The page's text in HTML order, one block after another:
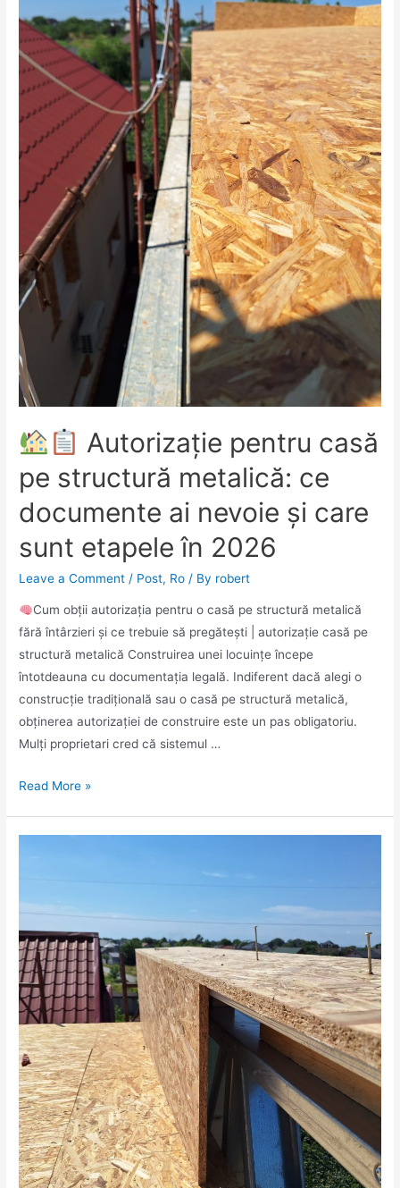
Autorizație pentru casă
pe structură metalică: ce
documente ai nevoie și care
sunt etapele în 2026
Leave a Comment / Post, Ro / By robert
Cum obții autorizația pentru o casă pe structură metalică
fără întârzieri și ce trebuie să pregătești | autorizație casă pe
structură metalică Construirea unei locuințe începe
întotdeauna cu documentația legală. Indiferent dacă alegi o
construcție tradițională sau o casă pe structură metalică,
obținerea autorizației de construire este un pas obligatoriu.
Mulți proprietari cred că sistemul …
Read More »